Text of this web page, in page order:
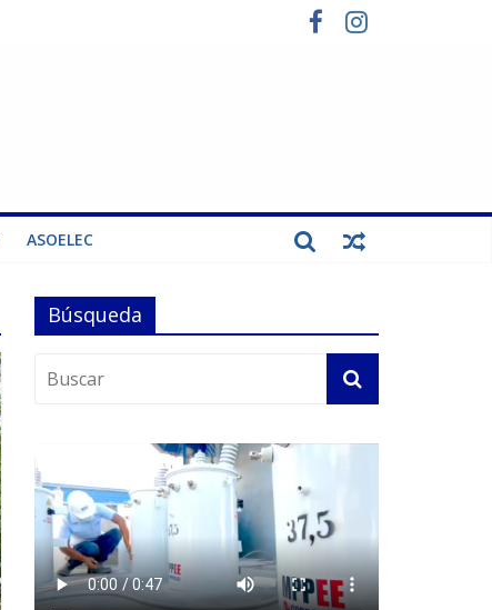
ASOELEC
Búsqueda